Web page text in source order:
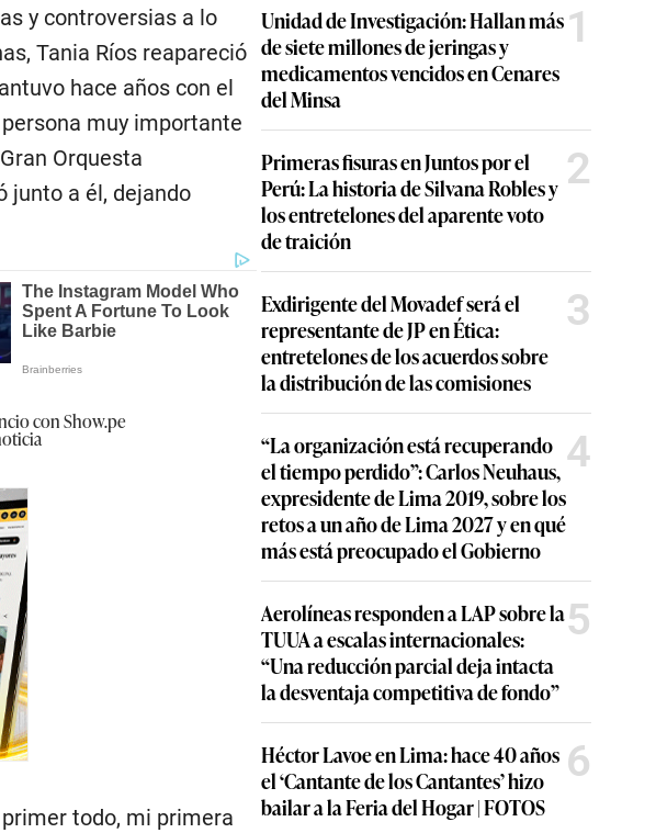
y controversias a lo
Tania Ríos reapareció
hace años con el
muy importante
Orquesta
junto a él, dejando
con Show.pe
todo, mi primera
Unidad de Investigación: Hallan más
de siete millones de jeringas y
medicamentos vencidos en Cenares
del Minsa
1
Primeras fisuras en Juntos por el
Perú: La historia de Silvana Robles y
los entretelones del aparente voto
de traición
2
Exdirigente del Movadef será el
representante de JP en Ética:
entretelones de los acuerdos sobre
la distribución de las comisiones
3
“La organización está recuperando
el tiempo perdido”: Carlos Neuhaus,
expresidente de Lima 2019, sobre los
retos a un año de Lima 2027 y en qué
más está preocupado el Gobierno
4
Aerolíneas responden a LAP sobre la
TUUA a escalas internacionales:
“Una reducción parcial deja intacta
la desventaja competitiva de fondo”
5
Héctor Lavoe en Lima: hace 40 años
el ‘Cantante de los Cantantes’ hizo
bailar a la Feria del Hogar | FOTOS
6